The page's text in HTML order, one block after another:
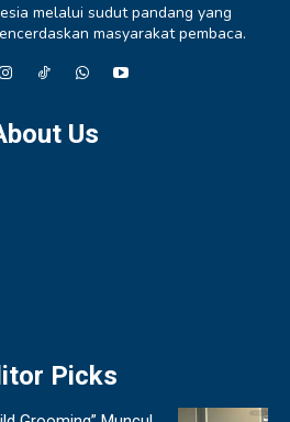
melalui sudut pandang yang
masyarakat pembaca.
Us
Picks